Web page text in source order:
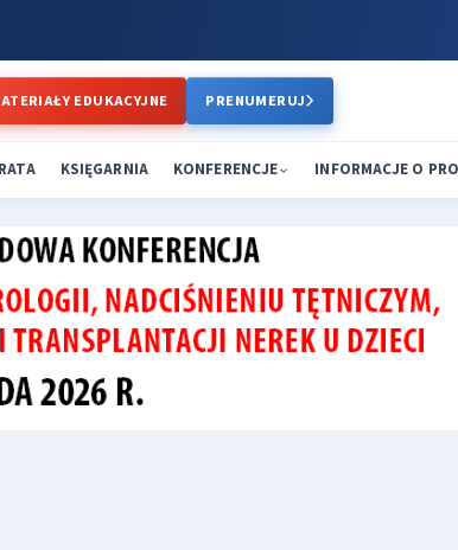
EDUKACYJNE PRENUMERUJ
KSIĘGARNIA KONFERENCJE INFORMACJE O